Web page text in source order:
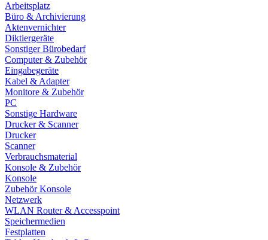
Arbeitsplatz
Büro & Archivierung
Aktenvernichter
Diktiergeräte
Sonstiger Bürobedarf
Computer & Zubehör
Eingabegeräte
Kabel & Adapter
Monitore & Zubehör
PC
Sonstige Hardware
Drucker & Scanner
Drucker
Scanner
Verbrauchsmaterial
Konsole & Zubehör
Konsole
Zubehör Konsole
Netzwerk
WLAN Router & Accesspoint
Speichermedien
Festplatten